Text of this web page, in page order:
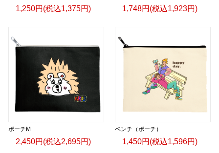
1,250円(税込1,375円) 1,748円(税込1,923円)
ポーチM
2,450円(税込2,695円)
ベンチ（ポーチ）
1,450円(税込1,596円)